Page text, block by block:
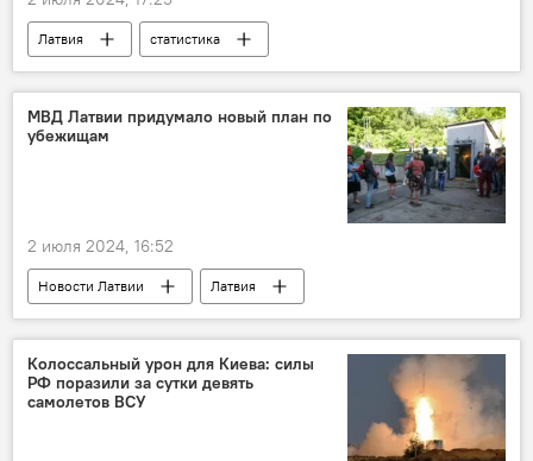
Латвия
статистика
Организация экономического сотрудничества и развития (ОЭСР)
медицина
МВД Латвии придумало новый план по
убежищам
2 июля 2024, 16:52
Новости Латвии
Латвия
МВД Латвии
убежище
Колоссальный урон для Киева: силы
РФ поразили за сутки девять
самолетов ВСУ